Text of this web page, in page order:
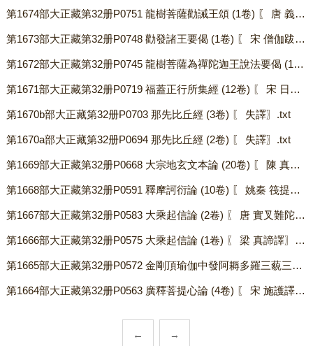
第1674部大正藏第32册P0751 龍樹菩薩勸誡王頌 (1卷) 〖 唐 義淨譯〗.txt
第1673部大正藏第32册P0748 勸發諸王要偈 (1卷) 〖 宋 僧伽跋摩譯〗.txt
第1672部大正藏第32册P0745 龍樹菩薩為禪陀迦王說法要偈 (1卷) 〖 宋求那跋摩譯〗.txt
第1671部大正藏第32册P0719 福蓋正行所集經 (12卷) 〖 宋 日稱等譯〗.txt
第1670b部大正藏第32册P0703 那先比丘經 (3卷) 〖 失譯〗.txt
第1670a部大正藏第32册P0694 那先比丘經 (2卷) 〖 失譯〗.txt
第1669部大正藏第32册P0668 大宗地玄文本論 (20卷) 〖 陳 真諦譯〗.txt
第1668部大正藏第32册P0591 釋摩訶衍論 (10卷) 〖 姚秦 筏提摩多譯〗.txt
第1667部大正藏第32册P0583 大乘起信論 (2卷) 〖 唐 實叉難陀譯〗.txt
第1666部大正藏第32册P0575 大乘起信論 (1卷) 〖 梁 真諦譯〗.txt
第1665部大正藏第32册P0572 金剛頂瑜伽中發阿耨多羅三藐三菩提心論 (1卷) 〖唐 不空譯〗.txt
第1664部大正藏第32册P0563 廣釋菩提心論 (4卷) 〖 宋 施護譯〗.txt
← →